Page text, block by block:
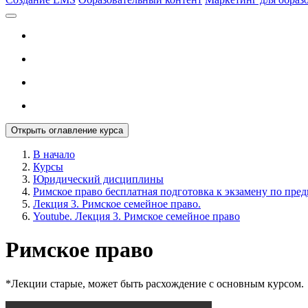
Открыть оглавление курса
В начало
Курсы
Юридический дисциплины
Римское право бесплатная подготовка к экзамену по
Лекция 3. Римское семейное право.
Youtube. Лекция 3. Римское семейное право
Римское право
*Лекции старые, может быть расхождение с основным курсом.